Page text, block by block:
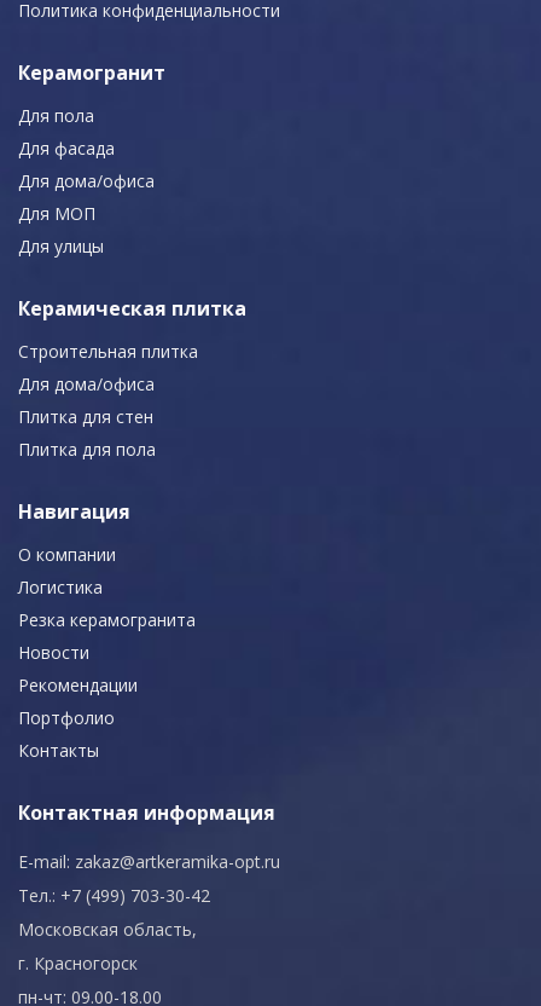
Политика конфиденциальности
Керамогранит
Для пола
Для фасада
Для дома/офиса
Для МОП
Для улицы
Керамическая плитка
Строительная плитка
Для дома/офиса
Плитка для стен
Плитка для пола
Навигация
О компании
Логистика
Резка керамогранита
Новости
Рекомендации
Портфолио
Контакты
Контактная информация
E-mail: zakaz@artkeramika-opt.ru
Тел.: +7 (499) 703-30-42
Московская область,
г. Красногорск
пн-чт: 09.00-18.00